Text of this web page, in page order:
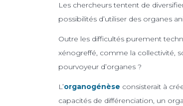
Les chercheurs tentent de
possibilités d’utiliser des organes
Outre les difficultés purement
xénogreffé, comme la collectivité,
pourvoyeur d’organes ?
L’organogénèse consisterait à
capacités de différenciation, un